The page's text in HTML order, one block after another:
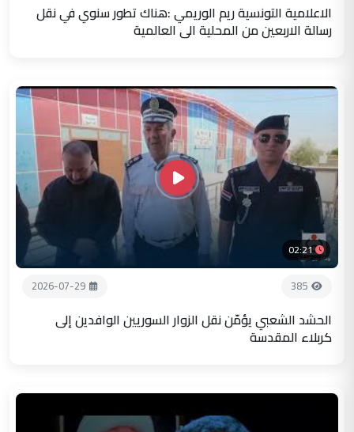
الاعلامية التونسية ريم الوريمي :هناك تطور سنوي في نقل
رسالة الاربعين من المحلية الى العالمية
02:21
385
2026-07-29
الحشد الشعبي يؤمّن نقل الزوار السوريين الوافدين إلى
كربلاء المقدسة